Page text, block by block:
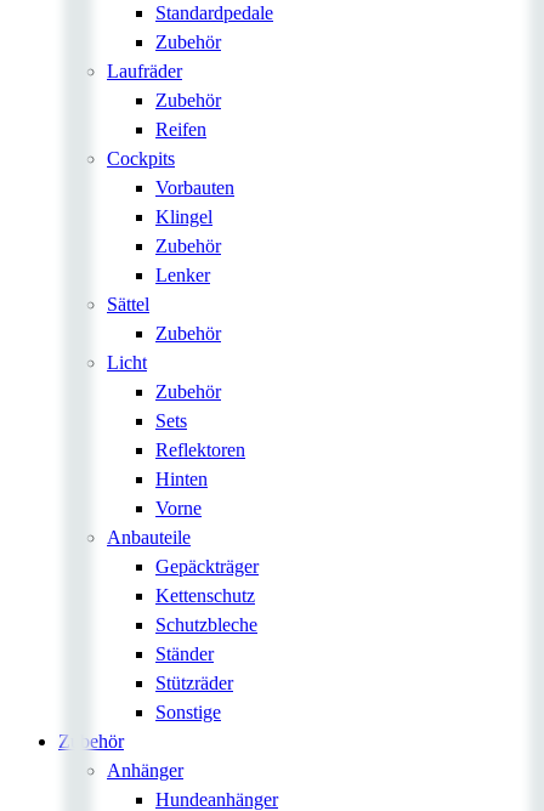
Standardpedale
Zubehör
Laufräder
Zubehör
Reifen
Cockpits
Vorbauten
Klingel
Zubehör
Lenker
Sättel
Zubehör
Licht
Zubehör
Sets
Reflektoren
Hinten
Vorne
Anbauteile
Gepäckträger
Kettenschutz
Schutzbleche
Ständer
Stützräder
Sonstige
Zubehör
Anhänger
Hundeanhänger